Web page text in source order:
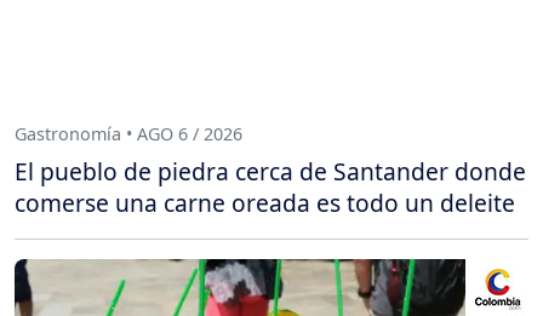
Gastronomía • AGO 6 / 2026
El pueblo de piedra cerca de Santander donde
comerse una carne oreada es todo un deleite